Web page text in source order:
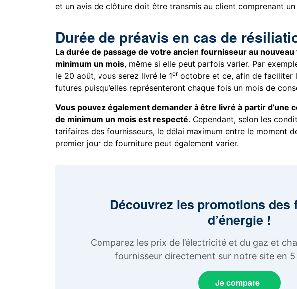
et un avis de clôture doit être transmis au client comprenant
Durée de préavis en cas de
La durée de passage de votre ancien fournisseur au
minimum un mois, même si elle peut parfois varier. Par
le 20 août, vous serez livré le 1eroctobre et ce, afin de faciliter
futures puisqu’elles représenteront chaque fois un mois de
Vous pouvez également demander à être livré à partir d’une
de minimum un mois est respecté. Cependant, selon les
tarifaires des fournisseurs, le délai maximum entre le moment
premier jour de fourniture peut également varier.
Découvrez les promotions des
d’énergie !
Comparez les prix de l’électricité et du gaz et
fournisseur directement sur notre site en 5
Je compare